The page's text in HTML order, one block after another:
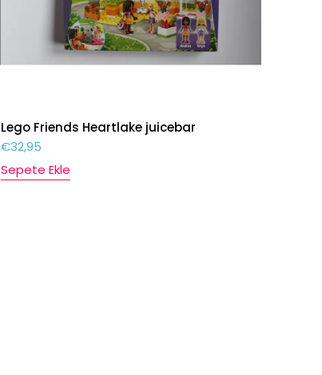
Lego Friends Heartlake juicebar
€32,95
Sepete Ekle